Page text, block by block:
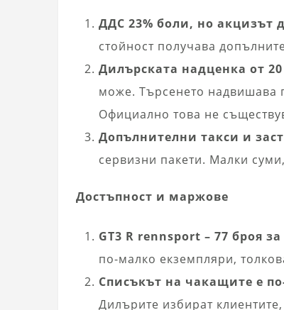
ДДС 23% боли, но акцизът
стойност получава
Дилърската надценка от
може. Търсенето надвишава
Официално това не
Допълнителни такси и
сервизни пакети. Малки
Достъпност и маржове
GT3 R rennsport – 77 броя
по-малко екземпляри,
Списъкът на чакащите е
Дилърите избират